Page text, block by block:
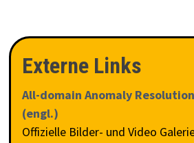
Externe Links
All-domain Anomaly
(engl.)
Offizielle Bilder- und Video